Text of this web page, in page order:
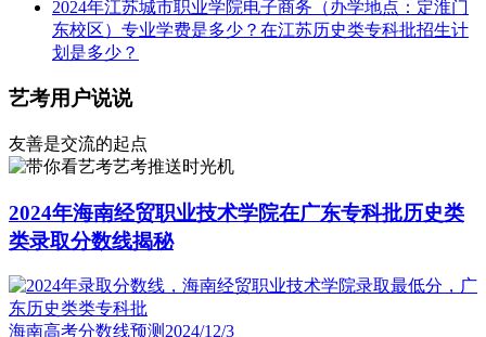
2024年江苏城市职业学院电子商务（办学地点：定淮门
东校区）专业学费是多少？在江苏历史类专科批招生计
划是多少？
艺考用户说说
友善是交流的起点
艺考推送时光机
2024年海南经贸职业技术学院在广东专科批历史类
类录取分数线揭秘
海南高考分数线预测2024/12/3